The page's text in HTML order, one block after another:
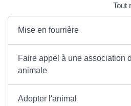
Tout
Mise en fourrière
Faire appel à une association
animale
Adopter l'animal